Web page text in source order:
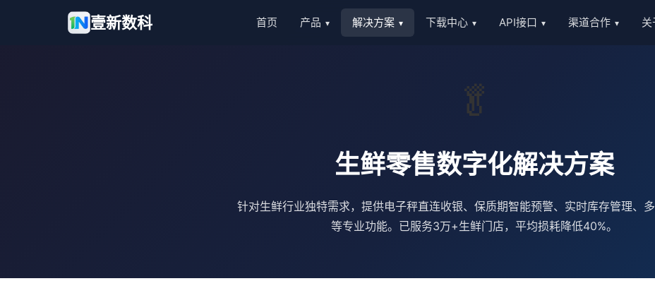
壹新数科 首页 产品 ▾ 解决方案 ▾ 下载中心 ▾ API接口 ▾ 渠道合作 ▾ 关
🥬
生鲜零售数字化解决方案
针对生鲜行业独特需求，提供电子秤直连收银、保质期智能预警、实时库存管理、
等专业功能。已服务3万+生鲜门店，平均损耗降低40%。